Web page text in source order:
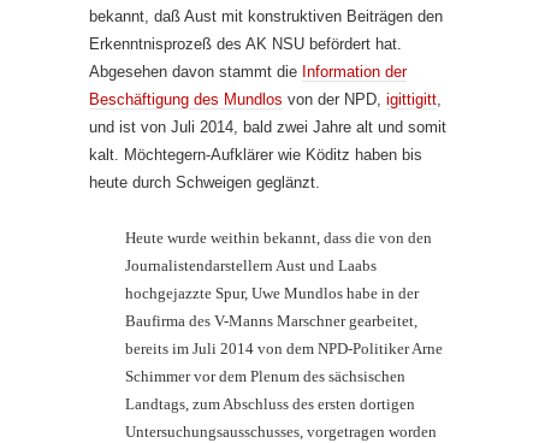
bekannt, daß Aust mit konstruktiven Beiträgen den
Erkenntnisprozeß des AK NSU befördert hat.
Abgesehen davon stammt die Information der
Beschäftigung des Mundlos von der NPD, igittigitt,
und ist von Juli 2014, bald zwei Jahre alt und somit
kalt. Möchtegern-Aufklärer wie Köditz haben bis
heute durch Schweigen geglänzt.
Heute wurde weithin bekannt, dass die von den
Journalistendarstellern Aust und Laabs
hochgejazzte Spur, Uwe Mundlos habe in der
Baufirma des V-Manns Marschner gearbeitet,
bereits im Juli 2014 von dem NPD-Politiker Arne
Schimmer vor dem Plenum des sächsischen
Landtags, zum Abschluss des ersten dortigen
Untersuchungsausschusses, vorgetragen worden